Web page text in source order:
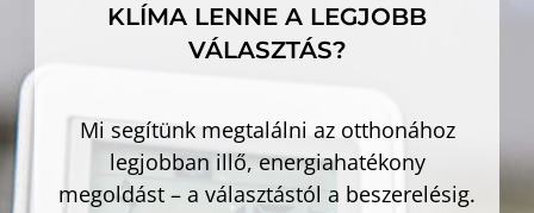
KLÍMA LENNE A LEGJOBB
VÁLASZTÁS?
Mi segítünk megtalálni az otthonához
legjobban illő, energiahatékony
megoldást – a választástól a beszerelésig.